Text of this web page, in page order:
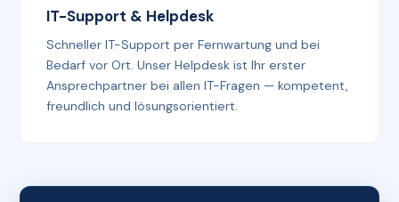
IT-Support & Helpdesk
Schneller IT-Support per Fernwartung und bei
Bedarf vor Ort. Unser Helpdesk ist Ihr erster
Ansprechpartner bei allen IT-Fragen — kompetent,
freundlich und lösungsorientiert.